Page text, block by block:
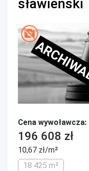
sławieński
Cena wywoławcza:
196 608 zł
10,67 zł/m²
18 425 m²